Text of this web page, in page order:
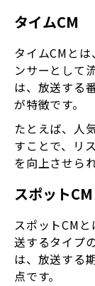
タイムCM
タイムCMと
ンサーとして
は、放送する
が特徴です。
たとえば、人
すことで、リ
を向上させられ
スポットCM
スポットCM
送するタイプ
は、放送する
点です。